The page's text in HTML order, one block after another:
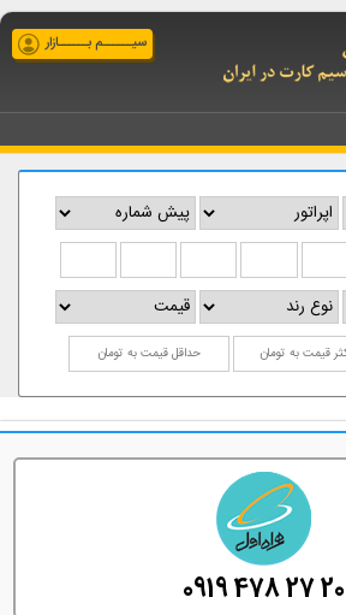
سیــــــم بــــــازار
0919 478 27 20